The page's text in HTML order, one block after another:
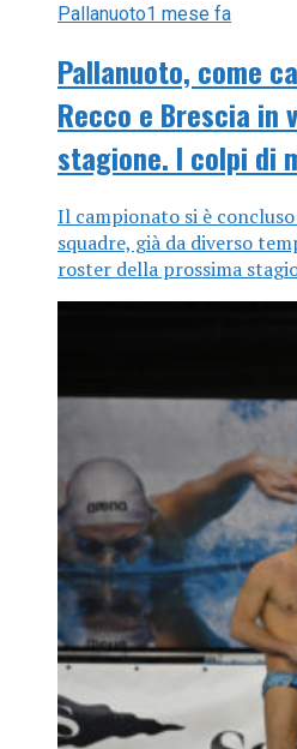
Pallanuoto1 mese fa
Pallanuoto, come
Recco e Brescia in
stagione. I colpi di
Il campionato si è
squadre, già da diverso
roster della prossima